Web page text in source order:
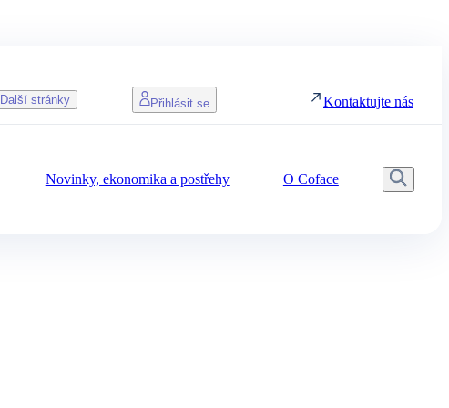
Novinky, ekonomika a postřehy O Coface
Další stránky Přihlásit se Kontaktujte nás